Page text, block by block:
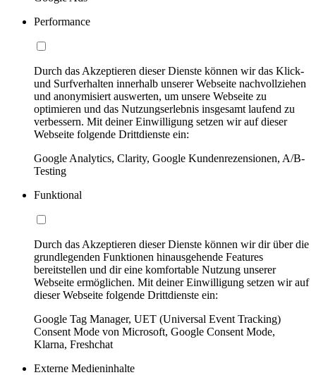
Performance
Durch das Akzeptieren dieser Dienste können wir das Klick-
und Surfverhalten innerhalb unserer Webseite nachvollziehen
und anonymisiert auswerten, um unsere Webseite zu
optimieren und das Nutzungserlebnis insgesamt laufend zu
verbessern. Mit deiner Einwilligung setzen wir auf dieser
Webseite folgende Drittdienste ein:
Google Analytics, Clarity, Google Kundenrezensionen, A/B-
Testing
Funktional
Durch das Akzeptieren dieser Dienste können wir dir über die
grundlegenden Funktionen hinausgehende Features
bereitstellen und dir eine komfortable Nutzung unserer
Webseite ermöglichen. Mit deiner Einwilligung setzen wir auf
dieser Webseite folgende Drittdienste ein:
Google Tag Manager, UET (Universal Event Tracking)
Consent Mode von Microsoft, Google Consent Mode,
Klarna, Freshchat
Externe Medieninhalte